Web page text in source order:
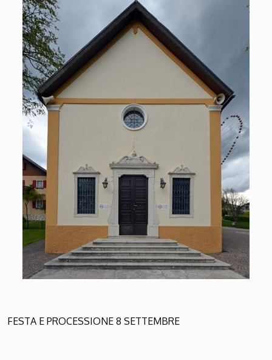
FESTA E PROCESSIONE 8 SETTEMBRE